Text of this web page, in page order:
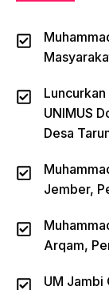
Luncurkan
UNIMUS
Desa
Jember,
Arqam,
UM Jambi